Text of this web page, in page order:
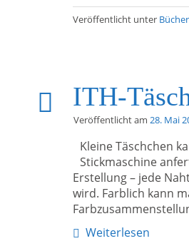
Veröffentlicht unter
ITH-
Veröffentlicht am 28. Mai
Kleine Täschchen
Stickmaschine
Erstellung – jede
wird. Farblich kann
Weiterlesen